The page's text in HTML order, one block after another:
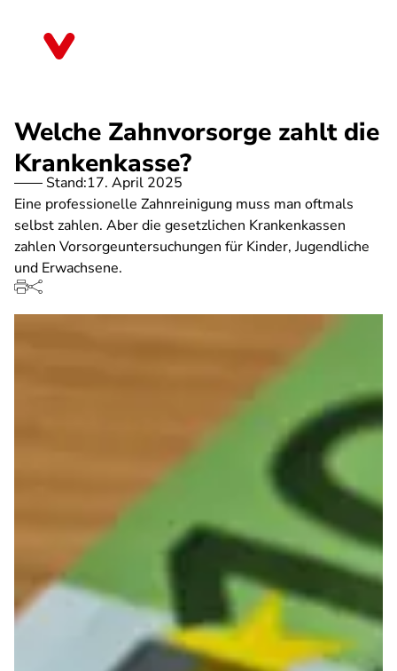
Welche Zahnvorsorge zahlt die
Krankenkasse?
Stand:17. April 2025
Eine professionelle Zahnreinigung muss man oftmals
selbst zahlen. Aber die gesetzlichen Krankenkassen
zahlen Vorsorgeuntersuchungen für Kinder, Jugendliche
und Erwachsene.